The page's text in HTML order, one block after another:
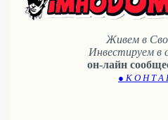
Живем в
Инвестируем в
он-лайн
● К О Н Т А